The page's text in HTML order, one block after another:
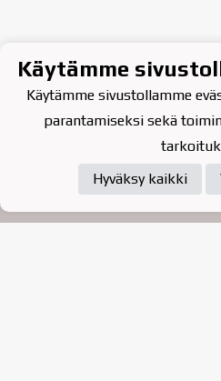
Tietosuojaseloste
Käytämme
Käytämme sivustollamme
parantamiseksi sekä
Hyväksy kaikki